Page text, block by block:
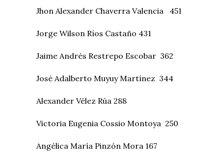
Jhon Alexander Chaverra Valencia 451
Jorge Wilson Ríos Castaño 431
Jaime Andrés Restrepo Escobar 362
José Adalberto Muyuy Martínez 344
Alexander Vélez Rúa 288
Victoria Eugenia Cossio Montoya 250
Angélica María Pinzón Mora 167